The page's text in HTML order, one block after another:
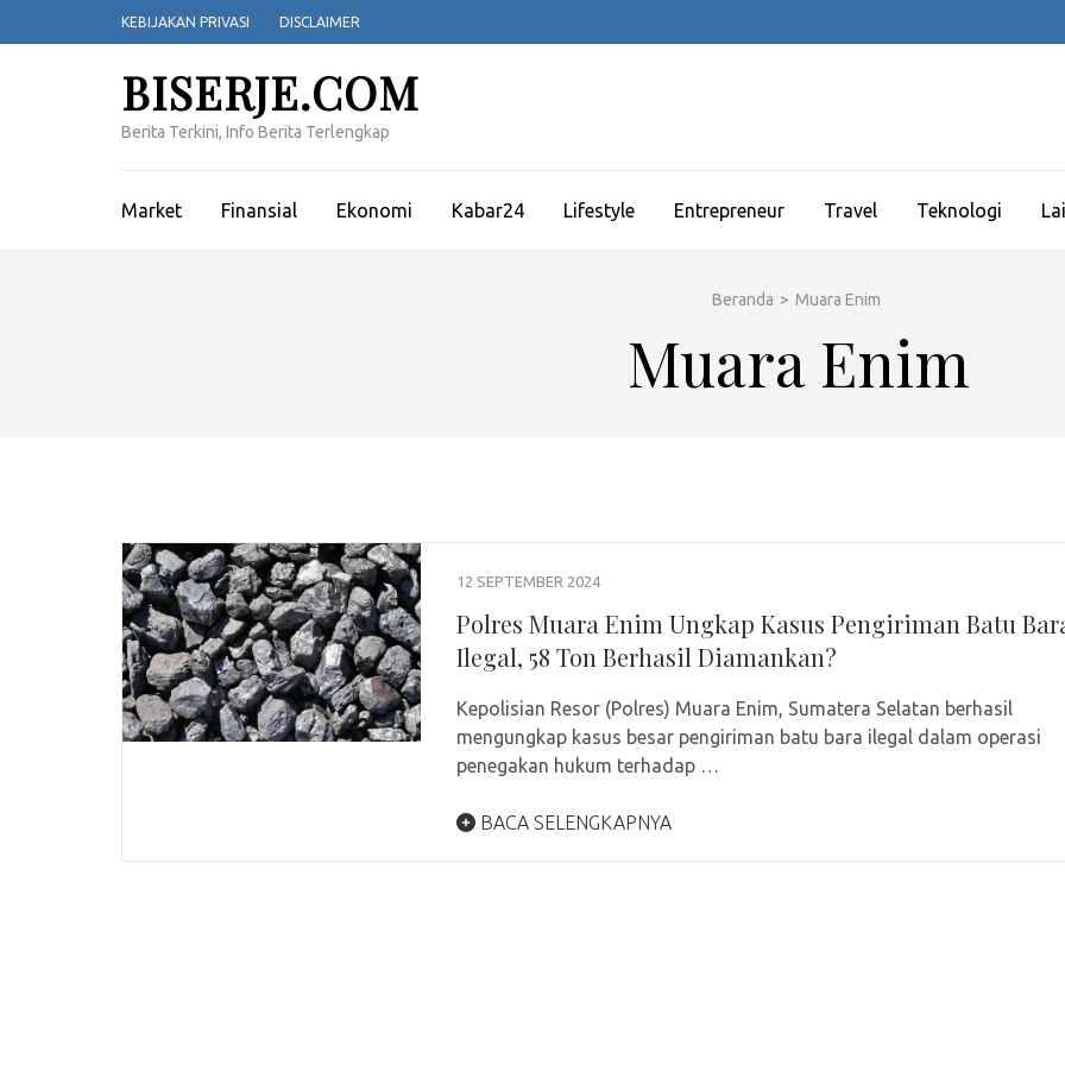
ke
KEBIJAKAN PRIVASI DISCLAIMER
BISERJE.COM
Berita Terkini, Info Berita Terlengkap
Market Finansial Ekonomi Kabar24 Lifestyle Entrepreneur Travel Teknologi
Beranda > Muara Enim
Muara Enim
12 SEPTEMBER 2024
Polres Muara Enim Ungkap Kasus Pengiriman Batu
Ilegal, 58 Ton Berhasil Diamankan?
Kepolisian Resor (Polres) Muara Enim, Sumatera Selatan berhasil
mengungkap kasus besar pengiriman batu bara ilegal dalam operasi
penegakan hukum terhadap …
BACA SELENGKAPNYA